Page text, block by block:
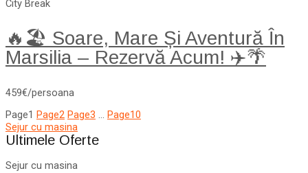
City Break
🔥🏖️ Soare, Mare Și Aventură În
Marsilia – Rezervă Acum! ✈️🌴
459€/persoana
Page1 Page2 Page3 … Page10
Sejur cu masina
Ultimele Oferte
Sejur cu masina